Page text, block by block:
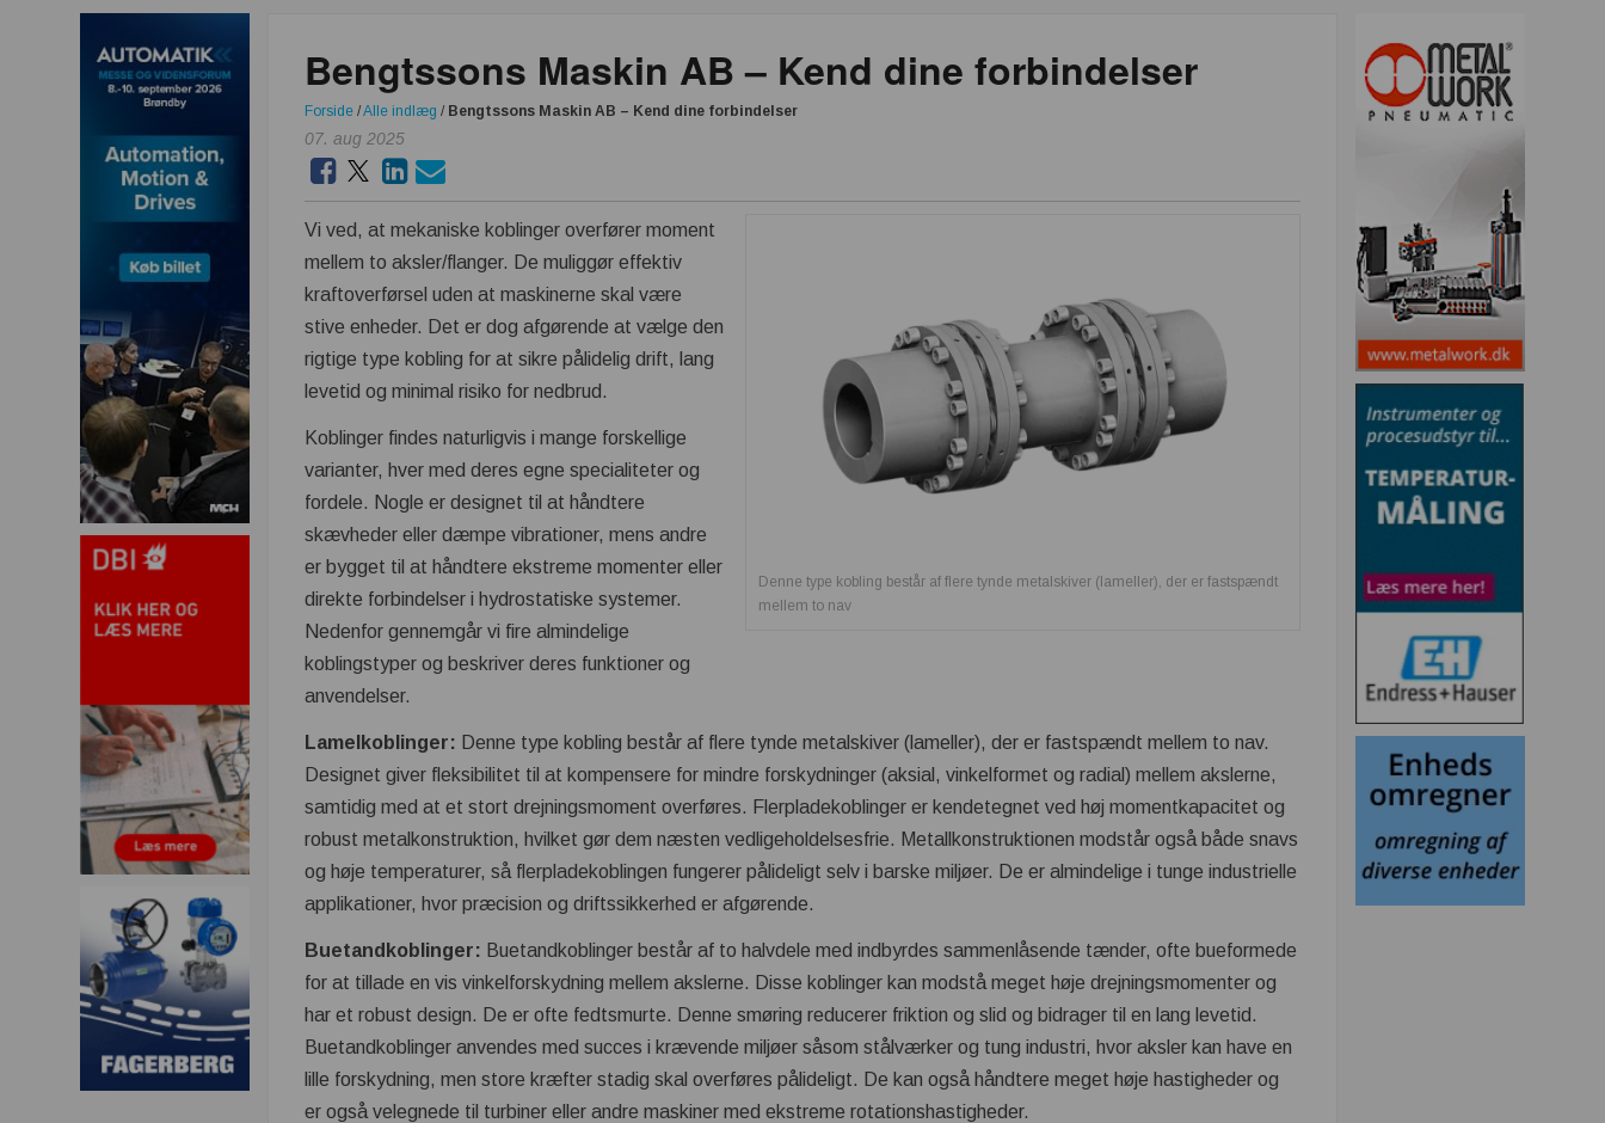
Bengtssons Maskin AB – Kend dine forbindelser
Forside /Alle indlæg / Bengtssons Maskin AB – Kend dine forbindelser
07. aug 2025
Denne type kobling består af flere tynde metalskiver (lameller), der er fastspændt
mellem to nav
Vi ved, at mekaniske koblinger overfører moment
mellem to aksler/flanger. De muliggør effektiv
kraftoverførsel uden at maskinerne skal være
stive enheder. Det er dog afgørende at vælge den
rigtige type kobling for at sikre pålidelig drift, lang
levetid og minimal risiko for nedbrud.
Koblinger findes naturligvis i mange forskellige
varianter, hver med deres egne specialiteter og
fordele. Nogle er designet til at håndtere
skævheder eller dæmpe vibrationer, mens andre
er bygget til at håndtere ekstreme momenter eller
direkte forbindelser i hydrostatiske systemer.
Nedenfor gennemgår vi fire almindelige
koblingstyper og beskriver deres funktioner og
anvendelser.
Lamelkoblinger: Denne type kobling består af flere tynde metalskiver (lameller), der er fastspændt mellem to nav.
Designet giver fleksibilitet til at kompensere for mindre forskydninger (aksial, vinkelformet og radial) mellem akslerne,
samtidig med at et stort drejningsmoment overføres. Flerpladekoblinger er kendetegnet ved høj momentkapacitet og
robust metalkonstruktion, hvilket gør dem næsten vedligeholdelsesfrie. Metallkonstruktionen modstår også både snavs
og høje temperaturer, så flerpladekoblingen fungerer pålideligt selv i barske miljøer. De er almindelige i tunge industrielle
applikationer, hvor præcision og driftssikkerhed er afgørende.
Buetandkoblinger: Buetandkoblinger består af to halvdele med indbyrdes sammenlåsende tænder, ofte bueformede
for at tillade en vis vinkelforskydning mellem akslerne. Disse koblinger kan modstå meget høje drejningsmomenter og
har et robust design. De er ofte fedtsmurte. Denne smøring reducerer friktion og slid og bidrager til en lang levetid.
Buetandkoblinger anvendes med succes i krævende miljøer såsom stålværker og tung industri, hvor aksler kan have en
lille forskydning, men store kræfter stadig skal overføres pålideligt. De kan også håndtere meget høje hastigheder og
er også velegnede til turbiner eller andre maskiner med ekstreme rotationshastigheder.